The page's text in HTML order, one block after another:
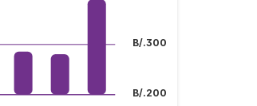
B/.200
B/.300